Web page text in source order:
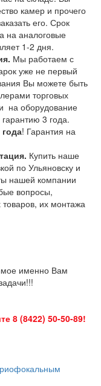
камер и прочего
его. Срок
на аналоговые
1-2 дня.
Мы работаем с
уже не первый
Вы можете быть
торговых
на оборудование
3 года.
! Гарантия на
Купить наше
по Ульяновску и
нашей компании
вопросы,
их монтажа
именно Вам
8 (8422) 50-50-89!